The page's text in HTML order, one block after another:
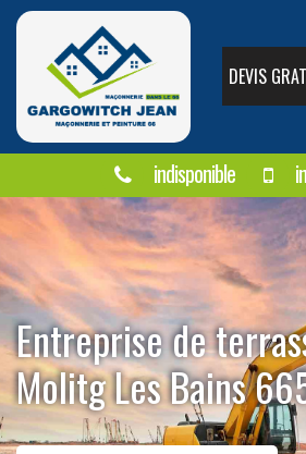
DEVIS
indisponible
Entreprise de
Molitg Les Bains